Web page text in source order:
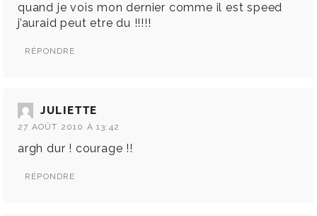
quand je vois mon dernier comme il est speed
j’auraid peut etre du !!!!!
RÉPONDRE
JULIETTE
27 AOÛT 2010 À 13:42
argh dur ! courage !!
RÉPONDRE